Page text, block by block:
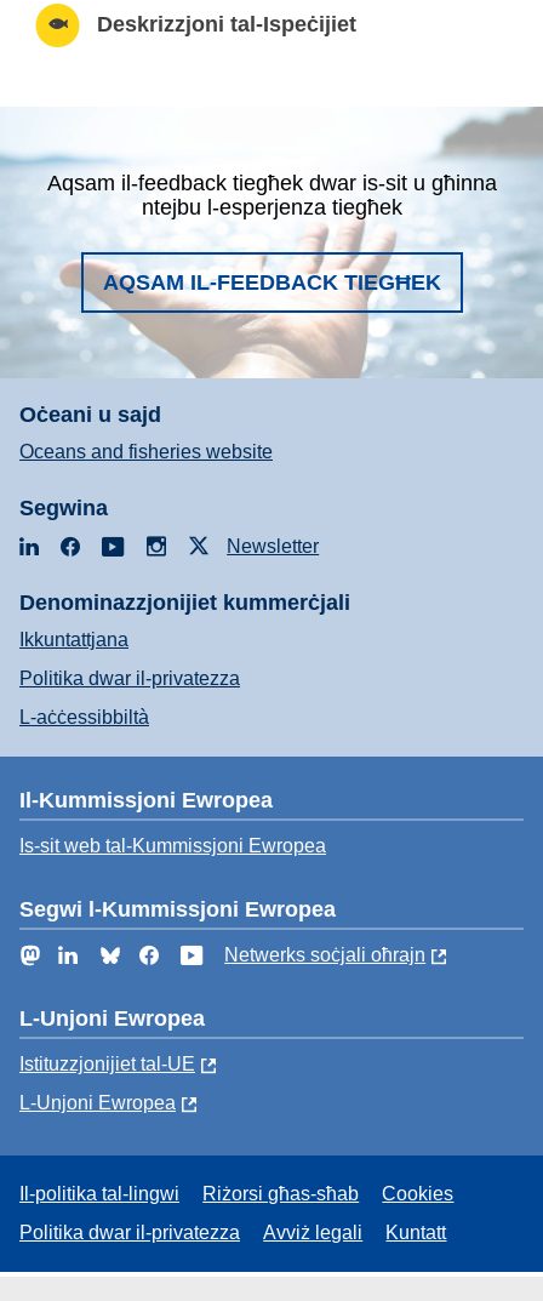
Deskrizzjoni tal-Ispeċijiet
Aqsam il-feedback tiegħek dwar is-sit u għinna
ntejbu l-esperjenza tiegħek
AQSAM IL-FEEDBACK TIEGĦEK
Oċeani u sajd
Oceans and fisheries website
Segwina
LinkedInFacebookYouTubeInstagramNewsletter
Denominazzjonijiet kummerċjali
Ikkuntattjana
Politika dwar il-privatezza
L-aċċessibbiltà
Il-Kummissjoni Ewropea
Is-sit web tal-Kummissjoni Ewropea
Segwi l-Kummissjoni Ewropea
MastodonLinkedInBlueskyFacebookYouTube
Netwerks soċjali oħrajn
L-Unjoni Ewropea
Istituzzjonijiet tal-UE
L-Unjoni Ewropea
Il-politika tal-lingwi Riżorsi għas-sħab
Cookies
Politika dwar il-privatezza
Avviż legali Kuntatt